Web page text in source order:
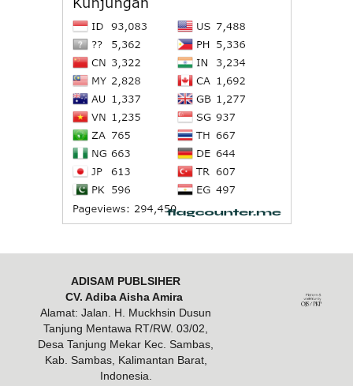
ADISAM PUBLSIHER
CV. Adiba Aisha Amira
Alamat: Jalan. H. Muckhsin Dusun
Tanjung Mentawa RT/RW. 03/02,
Desa Tanjung Mekar Kec. Sambas,
Kab. Sambas, Kalimantan Barat,
Indonesia.